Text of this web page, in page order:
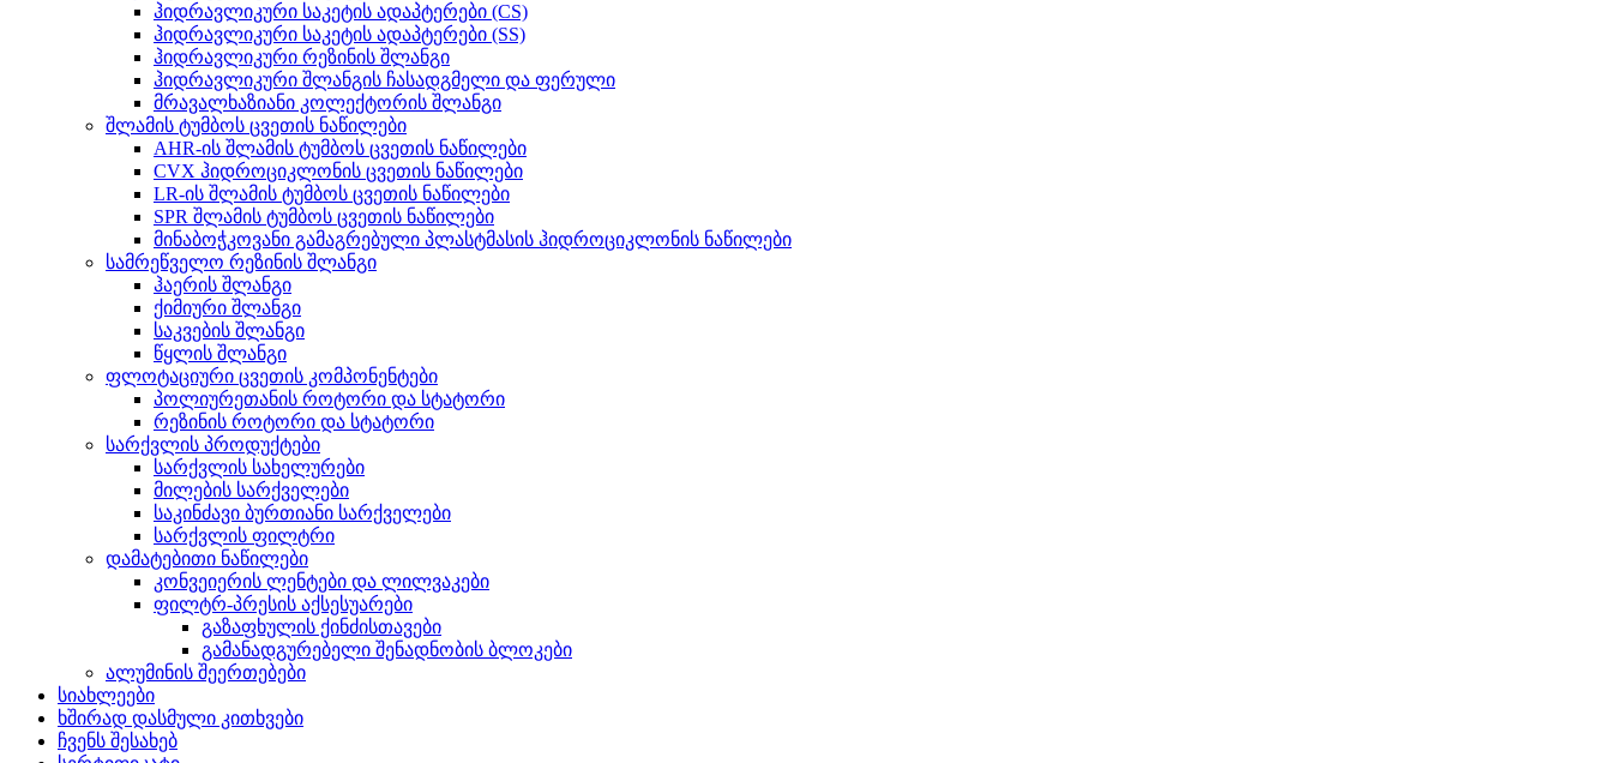
ჰიდრავლიკური საკეტის ადაპტერები (CS)
ჰიდრავლიკური საკეტის ადაპტერები (SS)
ჰიდრავლიკური რეზინის შლანგი
ჰიდრავლიკური შლანგის ჩასადგმელი და ფერული
მრავალხაზიანი კოლექტორის შლანგი
შლამის ტუმბოს ცვეთის ნაწილები
AHR-ის შლამის ტუმბოს ცვეთის ნაწილები
CVX ჰიდროციკლონის ცვეთის ნაწილები
LR-ის შლამის ტუმბოს ცვეთის ნაწილები
SPR შლამის ტუმბოს ცვეთის ნაწილები
მინაბოჭკოვანი გამაგრებული პლასტმასის ჰიდროციკლონის ნაწილები
სამრეწველო რეზინის შლანგი
ჰაერის შლანგი
ქიმიური შლანგი
საკვების შლანგი
წყლის შლანგი
ფლოტაციური ცვეთის კომპონენტები
პოლიურეთანის როტორი და სტატორი
რეზინის როტორი და სტატორი
სარქვლის პროდუქტები
სარქვლის სახელურები
მილების სარქველები
საკინძავი ბურთიანი სარქველები
სარქვლის ფილტრი
დამატებითი ნაწილები
კონვეიერის ლენტები და ლილვაკები
ფილტრ-პრესის აქსესუარები
გაზაფხულის ქინძისთავები
გამანადგურებელი შენადნობის ბლოკები
ალუმინის შეერთებები
სიახლეები
ხშირად დასმული კითხვები
ჩვენს შესახებ